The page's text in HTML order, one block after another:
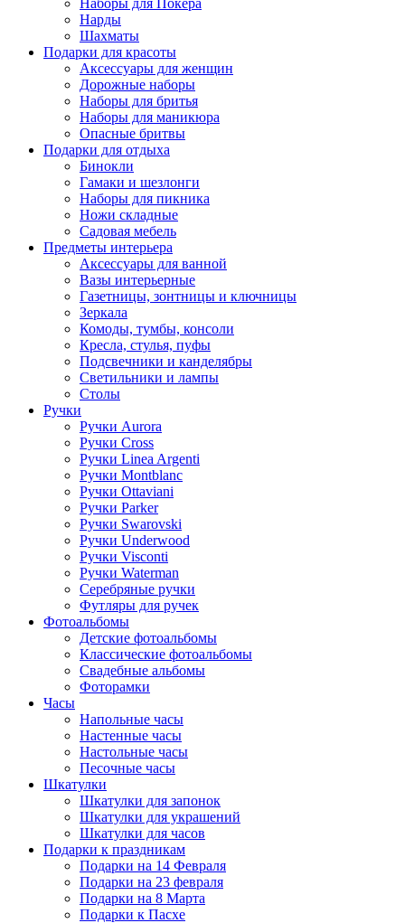
Наборы для Покера
Нарды
Шахматы
Подарки для красоты
Аксессуары для женщин
Дорожные наборы
Наборы для бритья
Наборы для маникюра
Опасные бритвы
Подарки для отдыха
Бинокли
Гамаки и шезлонги
Наборы для пикника
Ножи складные
Садовая мебель
Предметы интерьера
Аксессуары для ванной
Вазы интерьерные
Газетницы, зонтницы и ключницы
Зеркала
Комоды, тумбы, консоли
Кресла, стулья, пуфы
Подсвечники и канделябры
Светильники и лампы
Столы
Ручки
Ручки Aurora
Ручки Cross
Ручки Linea Argenti
Ручки Montblanc
Ручки Ottaviani
Ручки Parker
Ручки Swarovski
Ручки Underwood
Ручки Visconti
Ручки Waterman
Серебряные ручки
Футляры для ручек
Фотоальбомы
Детские фотоальбомы
Классические фотоальбомы
Свадебные альбомы
Фоторамки
Часы
Напольные часы
Настенные часы
Настольные часы
Песочные часы
Шкатулки
Шкатулки для запонок
Шкатулки для украшений
Шкатулки для часов
Подарки к праздникам
Подарки на 14 Февраля
Подарки на 23 февраля
Подарки на 8 Марта
Подарки к Пасхе